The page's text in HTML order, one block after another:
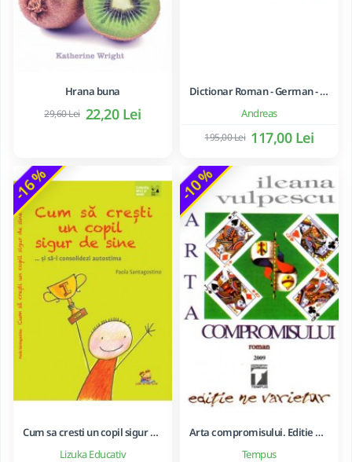
Hrana buna
22,20 Lei
29,60 Lei Andreas
Dictionar Roman - German - Mihai Anutei
117,00 Lei
195,00 Lei
-16 %
Lizuka Educativ
Cum sa cresti un copil sigur de sine ... si sa-i consolidezi autostima
-10 %
Tempus
Arta compromisului. Editie ne varietur - Ileana Vulpescu